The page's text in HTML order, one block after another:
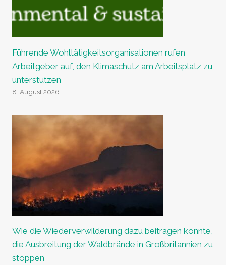
Führende Wohltätigkeitsorganisationen rufen
Arbeitgeber auf, den Klimaschutz am Arbeitsplatz zu
unterstützen
8. August 2026
Wie die Wiederverwilderung dazu beitragen könnte,
die Ausbreitung der Waldbrände in Großbritannien zu
stoppen